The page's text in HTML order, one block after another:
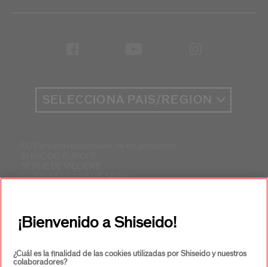
SELECCIONA PAÍS/REGIÓN
92200 NEUILLY-SUR-SEINE
Copyright © 2026 Shiseido Co., Ltd. Todos los derechos
¡Bienvenido a Shiseido!
¿Cuál es la finalidad de las cookies utilizadas por Shiseido y nuestros
colaboradores?